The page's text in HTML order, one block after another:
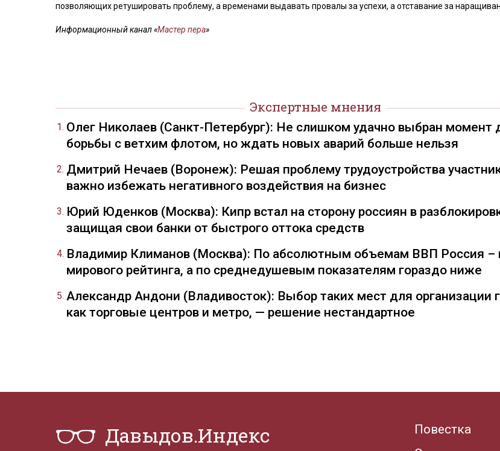
позволяющих ретушировать проблему, а временами выдавать провалы за успехи, а отставание за
Информационный канал «Мастер пера»
Экспертные мнения
Олег Николаев (Санкт-Петербург): Не слишком удачно выбран момент
борьбы с ветхим флотом, но ждать новых аварий больше нельзя
Дмитрий Нечаев (Воронеж): Решая проблему трудоустройства
важно избежать негативного воздействия на бизнес
Юрий Юденков (Москва): Кипр встал на сторону россиян в
защищая свои банки от быстрого оттока средств
Владимир Климанов (Москва): По абсолютным объемам ВВП Россия –
мирового рейтинга, а по среднедушевым показателям гораздо ниже
Александр Андони (Владивосток): Выбор таких мест для организации
как торговые центров и метро, — решение нестандартное
Давыдов.Индекс
Повестка